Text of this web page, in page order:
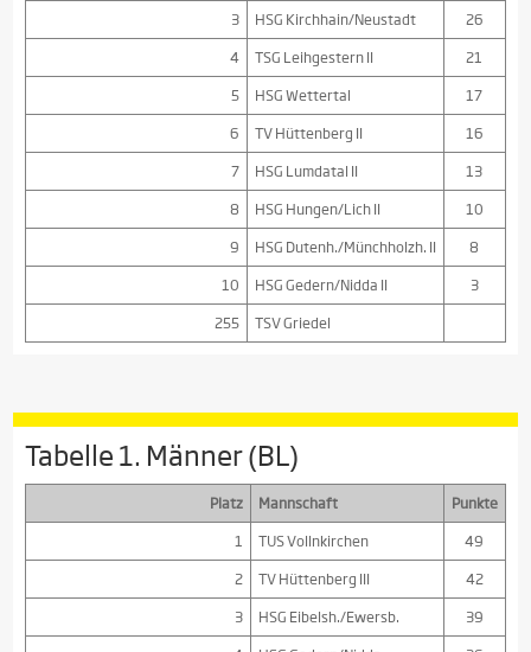
3 HSG Kirchhain/Neustadt
26
4
TSG Leihgestern II
21
5
HSG Wettertal
17
6
TV Hüttenberg II
16
7
HSG Lumdatal II
13
8
HSG Hungen/Lich II
10
9
HSG Dutenh./Münchholzh. II
8
10
HSG Gedern/Nidda II
3
255
TSV Griedel
Tabelle 1. Männer (BL)
Platz Mannschaft
Punkte
1
TUS Vollnkirchen
49
2
TV Hüttenberg III
42
3
HSG Eibelsh./Ewersb.
39